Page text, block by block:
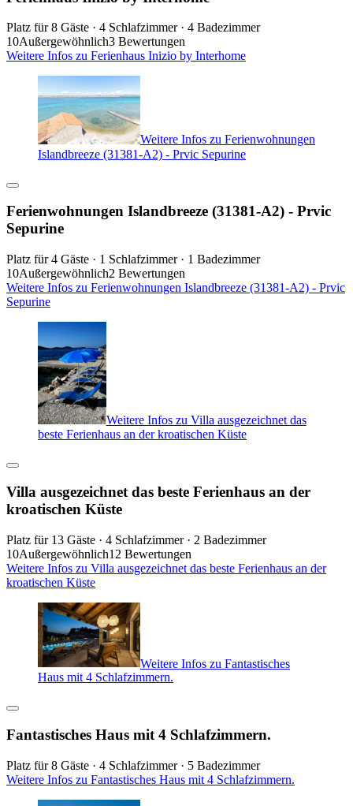
Platz für 8 Gäste · 4 Schlafzimmer · 4 Badezimmer
10Außergewöhnlich3 Bewertungen
Weitere Infos zu Ferienhaus Inizio by Interhome
Weitere Infos zu Ferienwohnungen
Islandbreeze (31381-A2) - Prvic Sepurine
Ferienwohnungen Islandbreeze (31381-A2) - Prvic
Sepurine
Platz für 4 Gäste · 1 Schlafzimmer · 1 Badezimmer
10Außergewöhnlich2 Bewertungen
Weitere Infos zu Ferienwohnungen Islandbreeze (31381-A2) - Prvic
Sepurine
Weitere Infos zu Villa ausgezeichnet das
beste Ferienhaus an der kroatischen Küste
Villa ausgezeichnet das beste Ferienhaus an der
kroatischen Küste
Platz für 13 Gäste · 4 Schlafzimmer · 2 Badezimmer
10Außergewöhnlich12 Bewertungen
Weitere Infos zu Villa ausgezeichnet das beste Ferienhaus an der
kroatischen Küste
Weitere Infos zu Fantastisches
Haus mit 4 Schlafzimmern.
Fantastisches Haus mit 4 Schlafzimmern.
Platz für 8 Gäste · 4 Schlafzimmer · 5 Badezimmer
Weitere Infos zu Fantastisches Haus mit 4 Schlafzimmern.